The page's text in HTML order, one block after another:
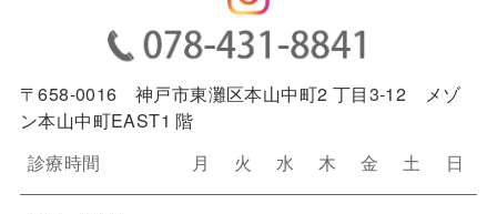
〒658-0016 神戸市東灘区本山中町2 丁目3-12 メゾ
ン本山中町EAST1 階
診療時間 月 火 水 木 金 土 日